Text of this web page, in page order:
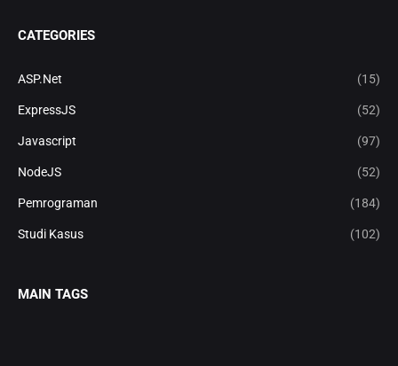
CATEGORIES
ASP.Net (15)
ExpressJS (52)
Javascript (97)
NodeJS (52)
Pemrograman (184)
Studi Kasus (102)
MAIN TAGS